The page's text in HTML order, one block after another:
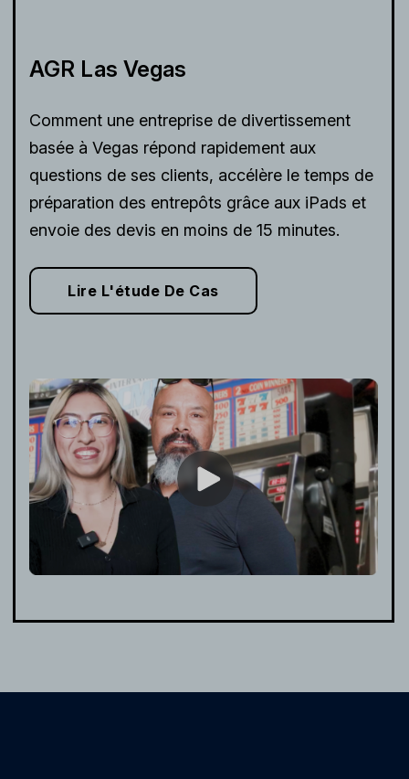
AGR Las Vegas
Comment une entreprise de divertissement
basée à Vegas répond rapidement aux
questions de ses clients, accélère le temps de
préparation des entrepôts grâce aux iPads et
envoie des devis en moins de 15 minutes.
Lire L'étude De Cas